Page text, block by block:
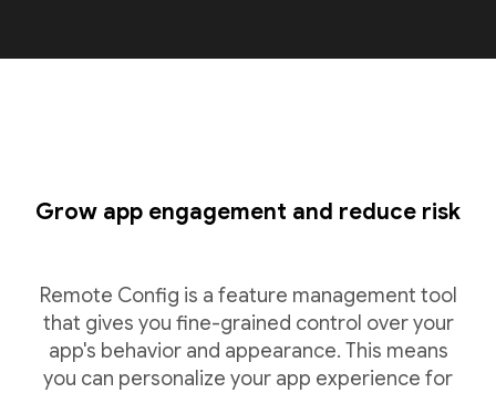
Grow app engagement and reduce risk
Remote Config is a feature management tool
that gives you fine-grained control over your
app's behavior and appearance. This means
you can personalize your app experience for